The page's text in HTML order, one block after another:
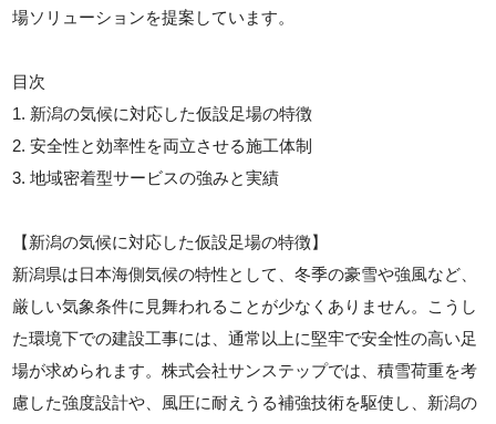
場ソリューションを提案しています。
目次
1. 新潟の気候に対応した仮設足場の特徴
2. 安全性と効率性を両立させる施工体制
3. 地域密着型サービスの強みと実績
【新潟の気候に対応した仮設足場の特徴】
新潟県は日本海側気候の特性として、冬季の豪雪や強風など、
厳しい気象条件に見舞われることが少なくありません。こうし
た環境下での建設工事には、通常以上に堅牢で安全性の高い足
場が求められます。株式会社サンステップでは、積雪荷重を考
慮した強度設計や、風圧に耐えうる補強技術を駆使し、新潟の